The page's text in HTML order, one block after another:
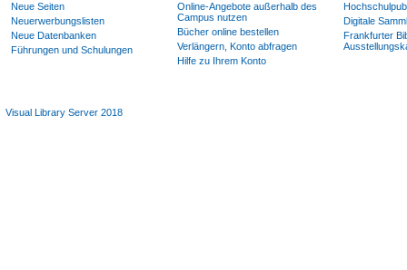
Neue Seiten
Neuerwerbungslisten
Neue Datenbanken
Führungen und Schulungen
Online-Angebote außerhalb des
Campus nutzen
Bücher online bestellen
Verlängern, Konto abfragen
Hilfe zu Ihrem Konto
Digitale
Frankfurter
Visual Library Server 2018